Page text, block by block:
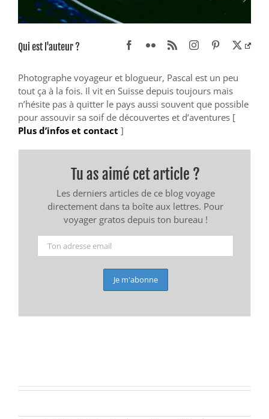
Qui est l'auteur ?
Photographe voyageur et blogueur, Pascal est un peu
tout ça à la fois. Il vit en Suisse depuis toujours mais
n’hésite pas à quitter le pays aussi souvent que possible
pour assouvir sa soif de découvertes et d’aventures [
Plus d’infos et contact ]
Tu as aimé cet article ?
Les derniers articles de ce blog voyage
directement dans ta boîte aux lettres. Pour
voyager gratos depuis ton bureau !